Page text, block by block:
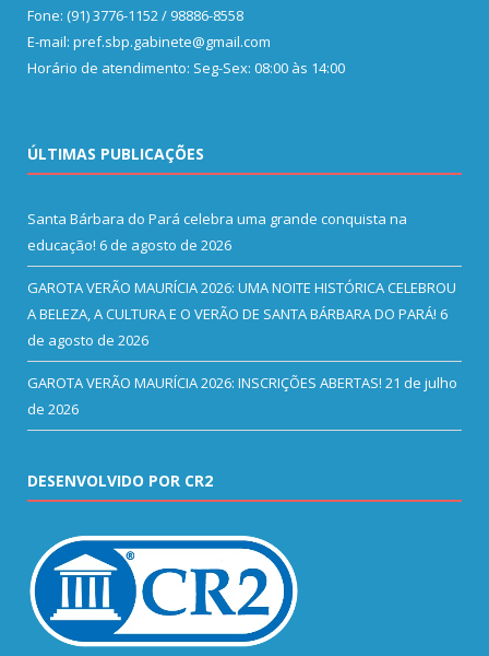
Fone: (91) 3776-1152 / 98886-8558
E-mail: pref.sbp.gabinete@gmail.com
Horário de atendimento: Seg-Sex: 08:00 às 14:00
ÚLTIMAS PUBLICAÇÕES
Santa Bárbara do Pará celebra uma grande conquista na
educação! 6 de agosto de 2026
GAROTA VERÃO MAURÍCIA 2026: UMA NOITE HISTÓRICA CELEBROU
A BELEZA, A CULTURA E O VERÃO DE SANTA BÁRBARA DO PARÁ! 6
de agosto de 2026
GAROTA VERÃO MAURÍCIA 2026: INSCRIÇÕES ABERTAS! 21 de julho
de 2026
DESENVOLVIDO POR CR2